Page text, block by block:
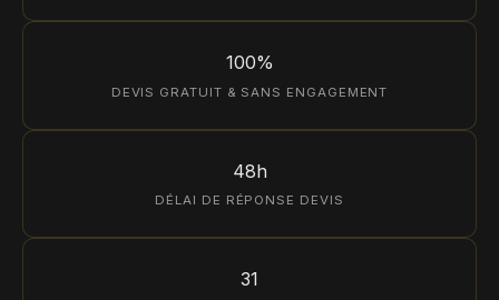
100%
DEVIS GRATUIT & SANS ENGAGEMENT
48h
DÉLAI DE RÉPONSE DEVIS
31